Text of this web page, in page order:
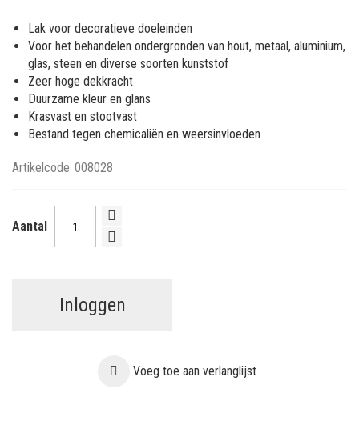
afbeeldingen-
gallerij
Lak voor decoratieve doeleinden
Voor het behandelen ondergronden van hout, metaal, aluminium,
glas, steen en diverse soorten kunststof
Zeer hoge dekkracht
Duurzame kleur en glans
Krasvast en stootvast
Bestand tegen chemicaliën en weersinvloeden
Artikelcode 008028
Aantal
Inloggen
Voeg toe aan verlanglijst